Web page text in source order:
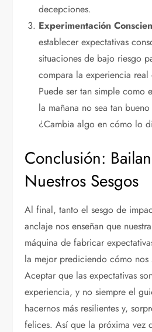
decepciones.
Experimentación
establecer expectativas
situaciones de bajo riesgo
compara la experiencia
Puede ser tan simple como
la mañana no sea tan
¿Cambia algo en cómo lo
Conclusión:
Nuestros Sesgos
Al final, tanto el sesgo de
anclaje nos enseñan que
máquina de fabricar
la mejor prediciendo cómo nos
Aceptar que las expectativas
experiencia, y no siempre el
hacernos más resilientes y,
felices. Así que la próxima vez